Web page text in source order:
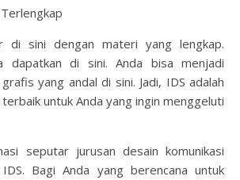
di sini dengan materi yang lengkap.
dapatkan di sini. Anda bisa menjadi
yang andal di sini. Jadi, IDS adalah
untuk Anda yang ingin menggeluti
seputar jurusan desain komunikasi
Bagi Anda yang berencana untuk